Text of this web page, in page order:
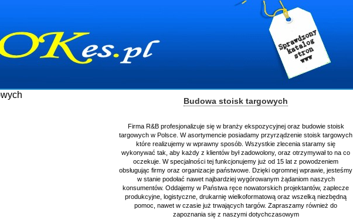
Budowa stoisk targowych
Firma R&B profesjonalizuje się w branży ekspozycyjnej oraz budowie stoisk
targowych w Polsce. W asortymencie posiadamy przyrządzenie stoisk targowych
które realizujemy w wprawny sposób. Wszystkie zlecenia staramy się
wykonywać tak, aby każdy z klientów był zadowolony, oraz otrzymywał to na co
oczekuje. W specjalności tej funkcjonujemy już od 15 lat z powodzeniem
obsługując firmy oraz organizacje państwowe. Dzięki ogromnej wprawie, jesteśmy
w stanie podołać nawet najbardziej wygórowanym żądaniom naszych
konsumentów. Oddajemy w Państwa ręce nowatorskich projektantów, zaplecze
produkcyjne, logistyczne, drukarnię wielkoformatową oraz wszelką niezbędną
pomoc, nawet w czasie już trwających targów. Zapraszamy również do
zapoznania się z naszymi dotychczasowym